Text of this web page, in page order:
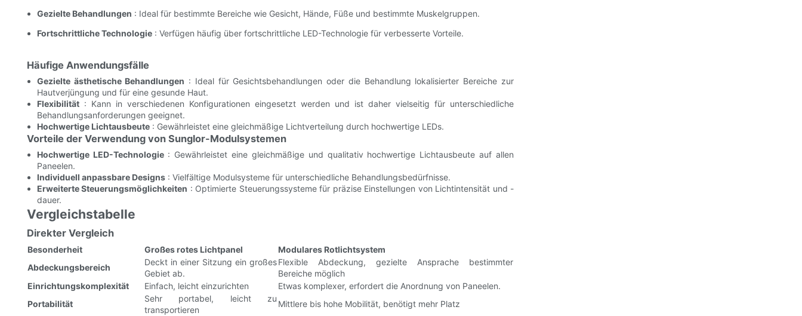
Gezielte Behandlungen : Ideal für bestimmte Bereiche wie Gesicht, Hände, Füße und bestimmte Muskelgruppen.
Fortschrittliche Technologie: Verfügen häufig über fortschrittliche LED-Technologie für verbesserte Vorteile.
Häufige Anwendungsfälle
Gezielte ästhetische Behandlungen : Ideal für Gesichtsbehandlungen oder die Behandlung lokalisierter Bereiche zur
Hautverjüngung und für eine gesunde Haut.
Flexibilität: Kann in verschiedenen Konfigurationen eingesetzt werden und ist daher vielseitig für unterschiedliche
Behandlungsanforderungen geeignet.
Hochwertige Lichtausbeute: Gewährleistet eine gleichmäßige Lichtverteilung durch hochwertige LEDs.
Vorteile der Verwendung von Sunglor-Modulsystemen
Hochwertige LED-Technologie: Gewährleistet eine gleichmäßige und qualitativ hochwertige Lichtausbeute auf allen
Paneelen.
Individuell anpassbare Designs: Vielfältige Modulsysteme für unterschiedliche Behandlungsbedürfnisse.
Erweiterte Steuerungsmöglichkeiten : Optimierte Steuerungssysteme für präzise Einstellungen von Lichtintensität und -
dauer.
Vergleichstabelle
Direkter Vergleich
Besonderheit Großes rotes Lichtpanel
Modulares Rotlichtsystem
Abdeckungsbereich
Deckt in einer Sitzung ein großes
Gebiet ab.
Flexible Abdeckung, gezielte Ansprache bestimmter
Bereiche möglich
Einrichtungskomplexität
Einfach, leicht einzurichten
Etwas komplexer, erfordert die Anordnung von Paneelen.
Portabilität
Sehr portabel, leicht zu
transportieren
Mittlere bis hohe Mobilität, benötigt mehr Platz